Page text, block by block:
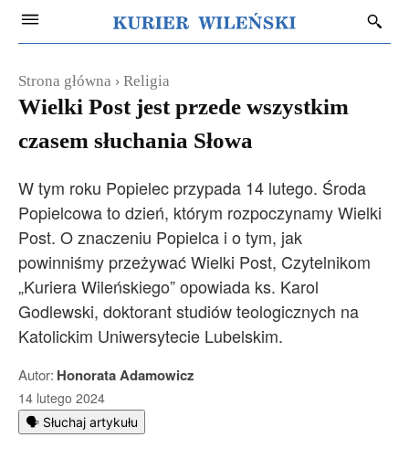
Strona główna Religia
Wielki Post jest przede wszystkim
czasem słuchania Słowa
W tym roku Popielec przypada 14 lutego. Środa
Popielcowa to dzień, którym rozpoczynamy Wielki
Post. O znaczeniu Popielca i o tym, jak
powinniśmy przeżywać Wielki Post, Czytelnikom
„Kuriera Wileńskiego” opowiada ks. Karol
Godlewski, doktorant studiów teologicznych na
Katolickim Uniwersytecie Lubelskim.
Autor: Honorata Adamowicz
14 lutego 2024
🗣️ Słuchaj artykułu